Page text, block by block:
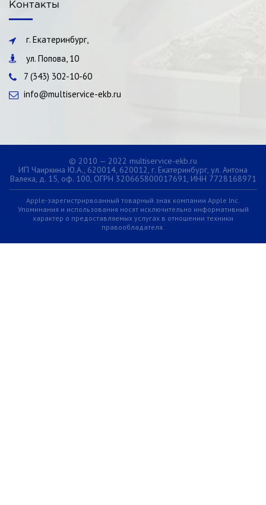
Контакты
г. Екатеринбург,
ул. Попова, 10
7 (343) 302-10-60
info@multiservice-ekb.ru
© 2010 — 2022 multiservice-ekb.ru
ИП Чаиркина Ю.А., 620014, 620012, г. Екатеринбург, ул. Антона
Валека, д. 15, оф. 100, ОГРН 320665800017691, ИНН 7728168971
Apple-зарегистрирвоанный товарный знак компании Apple Inc.
Упоминания и использования носят исключительно информативный
характер о предоставляемых услугах в отношении техники
правообладателя.